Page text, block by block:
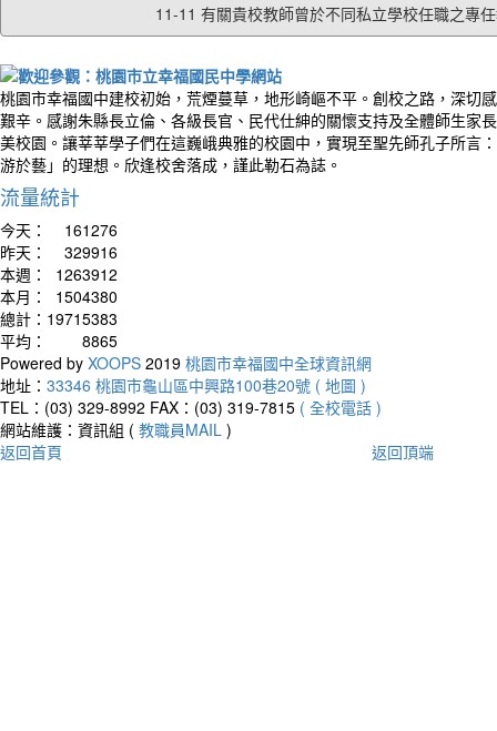
11-11 有關貴校教師曾於不同私立學校任職之專
桃園市幸福國中建校初始，荒煙蔓草，地形崎嶇不平。創校之路，深切
艱辛。感謝朱縣長立倫、各級長官、民代仕紳的關懷支持及全體師生家
美校園。讓莘莘學子們在這巍峨典雅的校園中，實現至聖先師孔子所言
游於藝」的理想。欣逢校舍落成，謹此勒石為誌。
流量統計
今天：
161276
昨天：
329916
本週：
1263912
本月：
1504380
總計： 19715383
平均：
8865
Powered by XOOPS 2019 桃園市幸福國中全球資訊網
地址： 33346 桃園市龜山區中興路100巷20號 ( 地圖 )
TEL：(03) 329-8992 FAX：(03) 319-7815 ( 全校電話 )
網站維護：資訊組 ( 教職員MAIL )
返回首頁
返回頂端